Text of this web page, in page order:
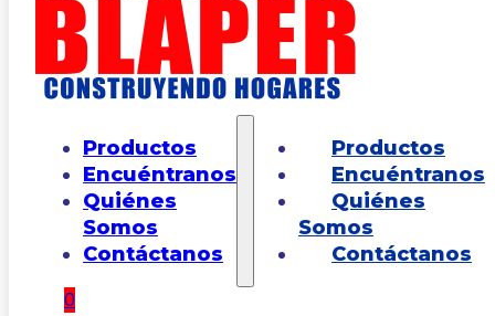
Productos
Encuéntranos
Quiénes
Somos
Contáctanos
Productos
Encuéntranos
Quiénes
Somos
Contáctanos
0
Inicio/Shop/PAREDES
PARED
EXTRUCTURADA/Pared Santa Maria Brillante
Multicolor Cara Única 30×45
🔍